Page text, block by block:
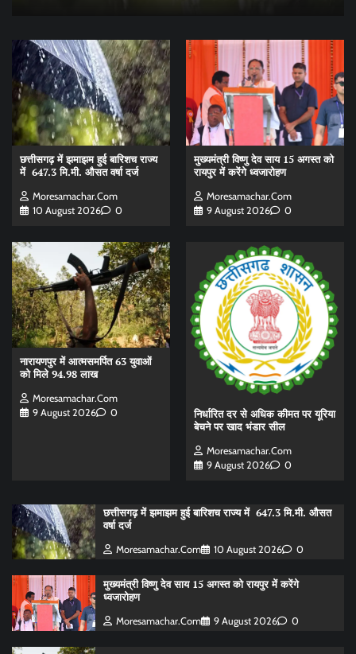
छत्तीसगढ़ में झमाझम हुई बारिशच राज्य
में 647.3 मि.मी. औसत वर्षा दर्ज
Moresamachar.com
10 August 2026
0
मुख्यमंत्री विष्णु देव साय 15 अगस्त को
रायपुर में करेंगे ध्वजारोहण
Moresamachar.com
9 August 2026
0
नारायणपुर में आत्मसमर्पित 63 युवाओं
को मिले 94.98 लाख
Moresamachar.com
9 August 2026
0
निर्धारित दर से अधिक कीमत पर यूरिया
बेचने पर खाद भंडार सील
Moresamachar.com
9 August 2026
0
छत्तीसगढ़ में झमाझम हुई बारिशच राज्य में 647.3 मि.मी. औसत
वर्षा दर्ज
Moresamachar.com 10 August 2026 0
मुख्यमंत्री विष्णु देव साय 15 अगस्त को रायपुर में करेंगे
ध्वजारोहण
Moresamachar.com 9 August 2026 0